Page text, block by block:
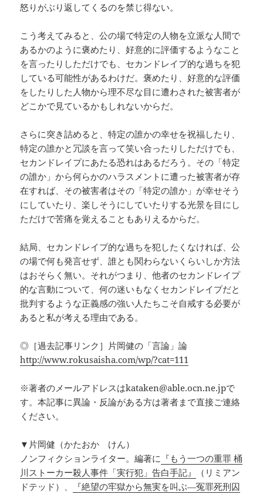
怒りがぶり返してくるのを禁じ得ない。
こう考えてみると、公の場で特定の人物を立派な人間で
あるかのように褒めたり、好意的に評価するようなこと
を言ったりしただけでも、セカンドレイプ的な過ちを犯
している可能性があるわけだ。褒めたり、好意的な評価
をしたりした人物から理不尽な目に遭わされた被害者が
どこかで見ているかもしれないからだ。
さらに突き詰めると、特定の誰かの幸せを祝福したり、
特定の誰かと冗談を言って笑い合ったりしただけでも、
セカンドレイプにあたる恐れはあるだろう。その「特定
の誰か」から何らかのハラスメントに遭った被害者が存
在すれば、その被害者はその「特定の誰か」が幸せそう
にしていたり、楽しそうにしていたりする光景を目にし
ただけで苦痛を覚えることもありえるからだ。
結局、セカンドレイプ的な過ちを犯したくなければ、公
の場で何も発言せず、誰とも関わらないくらいしか方法
はおそらく無い。それがつまり、他者のセカンドレイプ
的な言動について、何の迷いもなくセカンドレイプだと
批判するような正義感の強い人たちこそ自戒する必要が
あると私が考える理由である。
◎［過去記事リンク］片岡健の「言論」論
http://www.rokusaisha.com/wp/?cat=111
※著者のメールアドレスはkataken@able.ocn.ne.jpで
す。本記事に異論・反論がある方は著者まで直接ご連絡
ください。
▼片岡健（かたおか けん）
ノンフィクションライター。編著に 『もう一つの重罪 桶
川ストーカー殺人事件「実行犯」告白手記』
（リミアン
ドテッド）、
『絶望の牢獄から無実を叫ぶ―冤罪死刑囚